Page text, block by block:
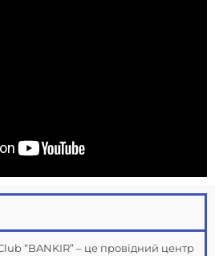
“BANKIR” – це провідний центр